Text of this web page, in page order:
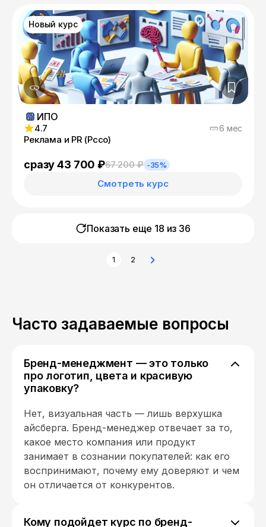
Новый курс
ИПО
4.7 6 мес
Реклама и PR (Рссо)
сразу 43 700 ₽67 200 ₽ -35%
Смотреть курс
Показать еще 18 из 36
1 2
Часто задаваемые вопросы
Бренд-менеджмент — это только
про логотип, цвета и красивую
упаковку?
Нет, визуальная часть — лишь верхушка
айсберга. Бренд-менеджер отвечает за то,
какое место компания или продукт
занимает в сознании покупателей: как его
воспринимают, почему ему доверяют и чем
он отличается от конкурентов.
Кому подойдет курс по бренд-